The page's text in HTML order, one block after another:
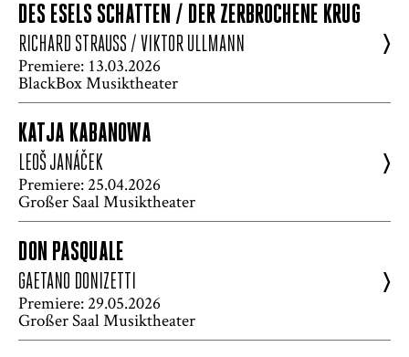
DES ESELS SCHATTEN / DER ZERBROCHENE KRUG
RICHARD STRAUSS / VIKTOR ULLMANN
Premiere: 13.03.2026
BlackBox Musiktheater
>
KATJA KABANOWA
LEOŠ JANÁČEK
Premiere: 25.04.2026
Großer Saal Musiktheater
>
DON PASQUALE
GAETANO DONIZETTI
Premiere: 29.05.2026
Großer Saal Musiktheater
>